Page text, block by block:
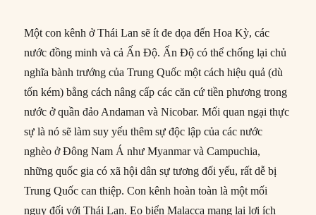
Một con kênh ở Thái Lan sẽ ít đe dọa đến Hoa Kỳ, các
nước đồng minh và cả Ấn Độ. Ấn Độ có thể chống lại chủ
nghĩa bành trướng của Trung Quốc một cách hiệu quả (dù
tốn kém) bằng cách nâng cấp các căn cứ tiền phương trong
nước ở quần đảo Andaman và Nicobar. Mối quan ngại thực
sự là nó sẽ làm suy yếu thêm sự độc lập của các nước
nghèo ở Đông Nam Á như Myanmar và Campuchia,
những quốc gia có xã hội dân sự tương đối yếu, rất dễ bị
Trung Quốc can thiệp. Con kênh hoàn toàn là một mối
nguy đối với Thái Lan. Eo biển Malacca mang lại lợi ích